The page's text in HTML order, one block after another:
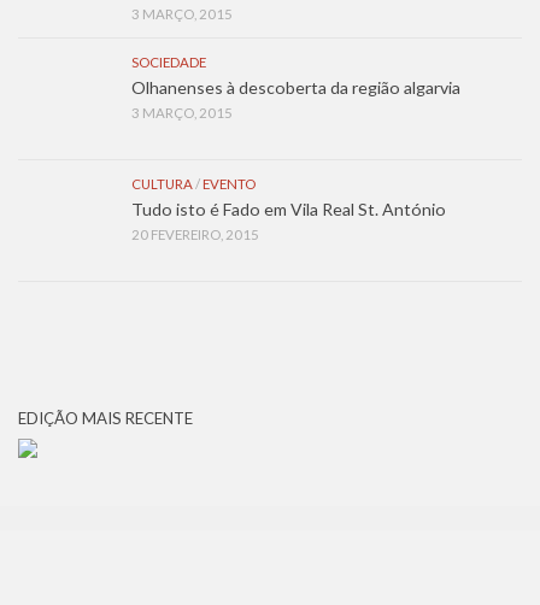
3 MARÇO, 2015
SOCIEDADE
Olhanenses à descoberta da região algarvia
3 MARÇO, 2015
CULTURA / EVENTO
Tudo isto é Fado em Vila Real St. António
20 FEVEREIRO, 2015
EDIÇÃO MAIS RECENTE